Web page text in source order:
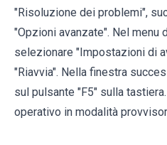
"Risoluzione dei problemi",
"Opzioni avanzate". Nel menu
selezionare "Impostazioni di
"Riavvia". Nella finestra
sul pulsante "F5" sulla
operativo in modalità